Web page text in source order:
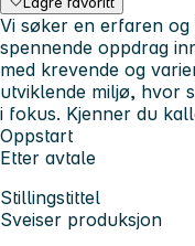
Vi søker en erfaren og
spennende oppdrag
med krevende og
utviklende miljø, hvor
i fokus. Kjenner du
Oppstart
Etter avtale
Stillingstittel
Sveiser produksjon